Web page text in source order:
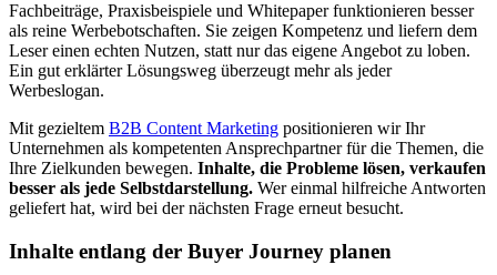
Fachbeiträge, Praxisbeispiele und Whitepaper funktionieren besser
als reine Werbebotschaften. Sie zeigen Kompetenz und liefern dem
Leser einen echten Nutzen, statt nur das eigene Angebot zu loben.
Ein gut erklärter Lösungsweg überzeugt mehr als jeder
Werbeslogan.
Mit gezieltem B2B Content Marketing positionieren wir Ihr
Unternehmen als kompetenten Ansprechpartner für die Themen, die
Ihre Zielkunden bewegen. Inhalte, die Probleme lösen, verkaufen
besser als jede Selbstdarstellung. Wer einmal hilfreiche Antworten
geliefert hat, wird bei der nächsten Frage erneut besucht.
Inhalte entlang der Buyer Journey planen